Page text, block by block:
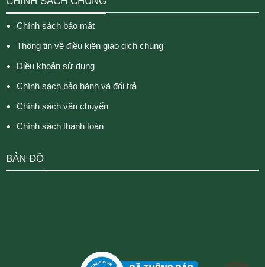
Chính sách bảo mật
Thông tin về điều kiện giao dịch chung
Điều khoản sử dụng
Chính sách bảo hành và đổi trả
Chính sách vận chuyển
Chính sách thanh toán
BẢN ĐỒ